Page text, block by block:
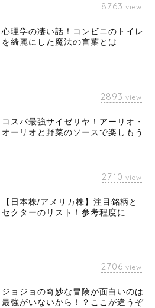
8763 view
心理学の凄い話！コンビニのトイレ
を綺麗にした魔法の言葉とは
2893 view
コスパ最強サイゼリヤ！アーリオ・
オーリオと野菜のソースで楽しもう
2710 view
【日本株/アメリカ株】注目銘柄と
セクターのリスト！参考程度に
2706 view
ジョジョの奇妙な冒険が面白いのは
最強がいないから！？ここが違うぞ